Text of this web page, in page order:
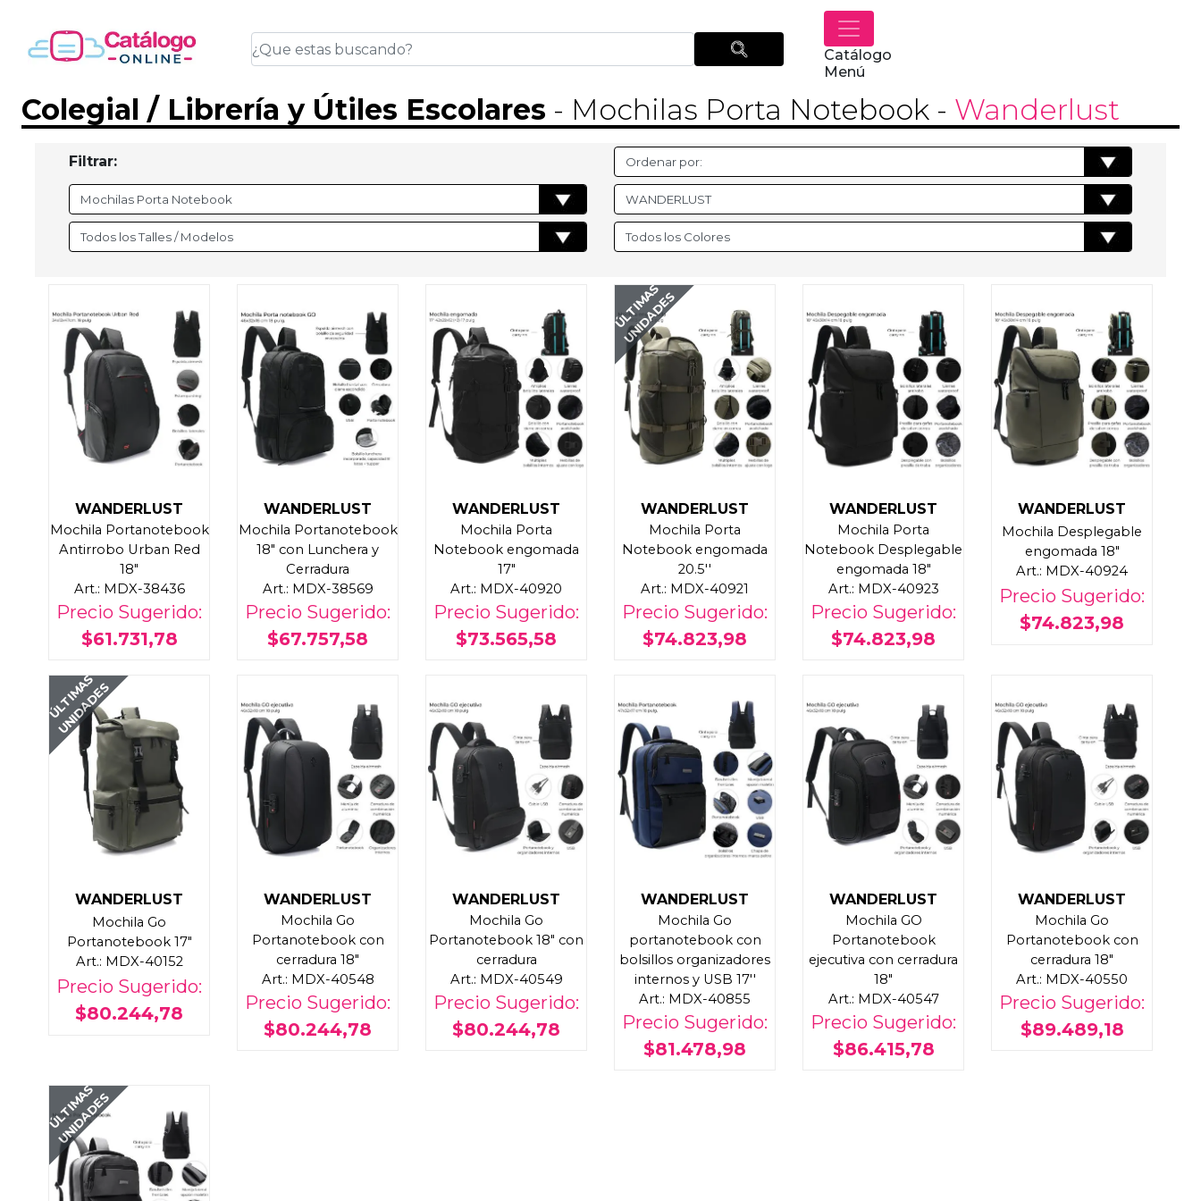
Catálogo
Menú
Colegial / Librería y Útiles Escolares - Mochilas Porta Notebook - Wanderlust
Filtrar:
WANDERLUST
Mochila Portanotebook
Antirrobo Urban Red
18"
Art.: MDX-38436
Precio Sugerido:
$61.731,78
WANDERLUST
Mochila Portanotebook
18" con Lunchera y
Cerradura
Art.: MDX-38569
Precio Sugerido:
$67.757,58
WANDERLUST
Mochila Porta
Notebook engomada
17"
Art.: MDX-40920
Precio Sugerido:
$73.565,58
ÚLTIMAS
UNIDADES
WANDERLUST
Mochila Porta
Notebook engomada
20.5''
Art.: MDX-40921
Precio Sugerido:
$74.823,98
WANDERLUST
Mochila Porta
Notebook Desplegable
engomada 18"
Art.: MDX-40923
Precio Sugerido:
$74.823,98
WANDERLUST
Mochila Desplegable
engomada 18"
Art.: MDX-40924
Precio Sugerido:
$74.823,98
ÚLTIMAS
UNIDADES
WANDERLUST
Mochila Go
Portanotebook 17"
Art.: MDX-40152
Precio Sugerido:
$80.244,78
WANDERLUST
Mochila Go
Portanotebook con
cerradura 18"
Art.: MDX-40548
Precio Sugerido:
$80.244,78
WANDERLUST
Mochila Go
Portanotebook 18" con
cerradura
Art.: MDX-40549
Precio Sugerido:
$80.244,78
WANDERLUST
Mochila Go
portanotebook con
bolsillos organizadores
internos y USB 17''
Art.: MDX-40855
Precio Sugerido:
$81.478,98
WANDERLUST
Mochila GO
Portanotebook
ejecutiva con cerradura
18"
Art.: MDX-40547
Precio Sugerido:
$86.415,78
WANDERLUST
Mochila Go
Portanotebook con
cerradura 18"
Art.: MDX-40550
Precio Sugerido:
$89.489,18
ÚLTIMAS
UNIDADES